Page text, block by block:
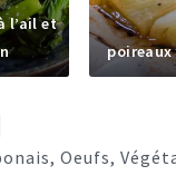
l’ail et
poireaux
,Oeufs,